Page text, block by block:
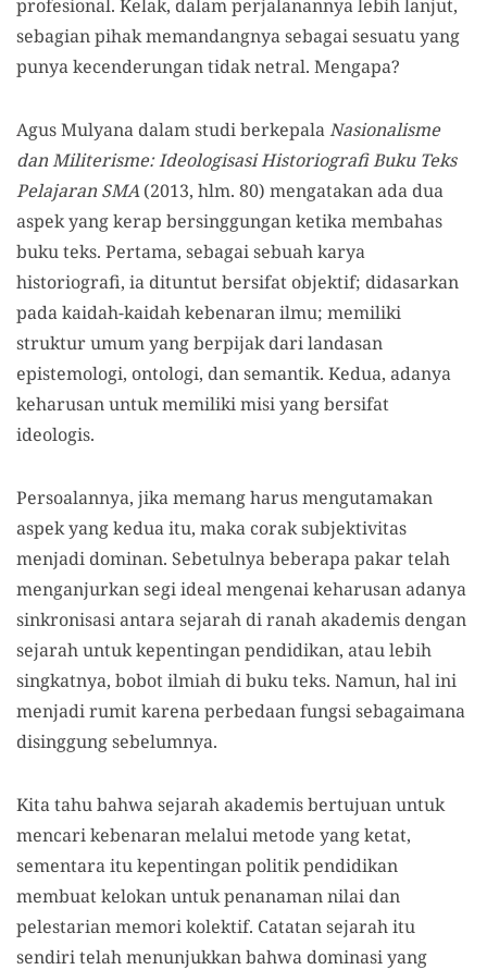
profesional. Kelak, dalam perjalanannya lebih lanjut,
sebagian pihak memandangnya sebagai sesuatu yang
punya kecenderungan tidak netral. Mengapa?
Agus Mulyana dalam studi berkepalaNasionalisme
dan Militerisme: Ideologisasi Historiografi Buku Teks
Pelajaran SMA(2013, hlm. 80) mengatakan ada dua
aspek yang kerap bersinggungan ketika membahas
buku teks. Pertama, sebagai sebuah karya
historiografi, ia dituntut bersifat objektif; didasarkan
pada kaidah-kaidah kebenaran ilmu; memiliki
struktur umum yang berpijak dari landasan
epistemologi, ontologi, dan semantik. Kedua, adanya
keharusan untuk memiliki misi yang bersifat
ideologis.
Persoalannya, jika memang harus mengutamakan
aspek yang kedua itu, maka corak subjektivitas
menjadi dominan. Sebetulnya beberapa pakar telah
menganjurkan segi ideal mengenai keharusan adanya
sinkronisasi antara sejarah di ranah akademis dengan
sejarah untuk kepentingan pendidikan, atau lebih
singkatnya, bobot ilmiah di buku teks. Namun, hal ini
menjadi rumit karena perbedaan fungsi sebagaimana
disinggung sebelumnya.
Kita tahu bahwa sejarah akademis bertujuan untuk
mencari kebenaran melalui metode yang ketat,
sementara itu kepentingan politik pendidikan
membuat kelokan untuk penanaman nilai dan
pelestarian memori kolektif. Catatan sejarah itu
sendiri telah menunjukkan bahwa dominasi yang